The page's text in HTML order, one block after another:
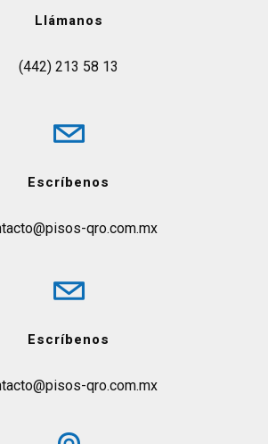
Llámanos
(442) 213 58 13
Escríbenos
qro.com.mx
Escríbenos
qro.com.mx